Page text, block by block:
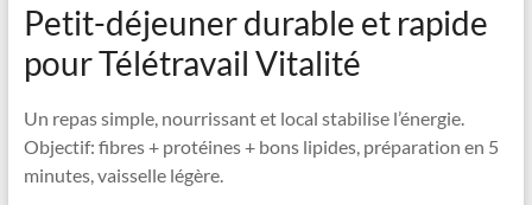
Petit-déjeuner durable et rapide
pour Télétravail Vitalité
Un repas simple, nourrissant et local stabilise l’énergie.
Objectif: fibres + protéines + bons lipides, préparation en 5
minutes, vaisselle légère.